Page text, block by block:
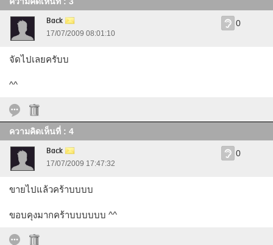
Back
17/07/2009 08:01:10
0
จัดไปเลยครับบ
^^
ความคิดเห็นที่ : 4
Back
17/07/2009 17:47:32
0
ขายไปแล้วคร้าบบบบ
ขอบคุงมากคร้าบบบบบบ ^^